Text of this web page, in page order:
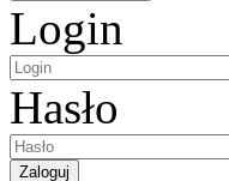
Login
Hasło